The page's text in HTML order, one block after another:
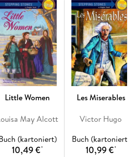
The Blue Ghost, Newbery Honor
masterfully tells a doll story full of
Little Women
May Alcott
(kartoniert)
10,49 €*
Les Miserables
Victor Hugo
Buch (kartoniert)
10,99 €*